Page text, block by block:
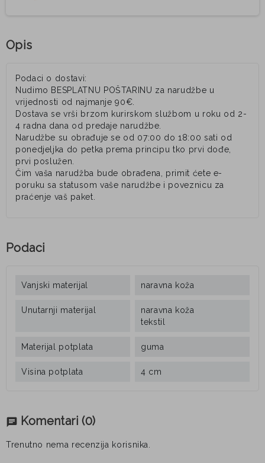
Opis
Podaci o dostavi:
Nudimo BESPLATNU POŠTARINU za narudžbe u
vrijednosti od najmanje 90€.
Dostava se vrši brzom kurirskom službom u roku od 2-
4 radna dana od predaje narudžbe.
Narudžbe su obrađuje se od 07:00 do 18:00 sati od
ponedjeljka do petka prema principu tko prvi dođe,
prvi poslužen.
Čim vaša narudžba bude obrađena, primit ćete e-
poruku sa statusom vaše narudžbe i poveznicu za
praćenje vaš paket.
Podaci
Vanjski materijal naravna koža
Unutarnji materijal
naravna koža
tekstil
Materijal potplata guma
Visina potplata 4 cm
chat Komentari (0)
Trenutno nema recenzija korisnika.